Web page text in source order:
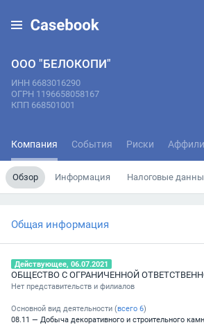
ООО "БЕЛОКОПИ"
ИНН 6683016290
ОГРН 1196658058167
КПП 668501001
Компания События Риски
Обзор Информация Налоговые
Общая информация
Действующее, 06.07.2021
ОБЩЕСТВО С ОГРАНИЧЕННОЙ
Нет представительств и филиалов
Основной вид деятельности (всего 6)
08.11 — Добыча декоративного и строительного